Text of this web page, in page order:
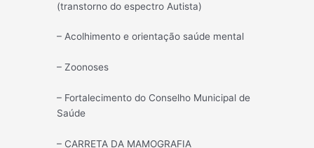
(transtorno do espectro Autista)
– Acolhimento e orientação saúde mental
– Zoonoses
– Fortalecimento do Conselho Municipal de
Saúde
– CARRETA DA MAMOGRAFIA